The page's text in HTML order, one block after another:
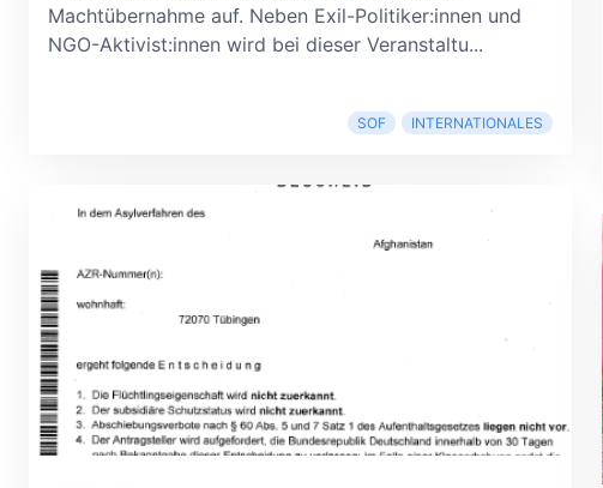
Machtübernahme auf. Neben Exil-Politiker:innen und
NGO-Aktivist:innen wird bei dieser Veranstaltu...
SOF INTERNATIONALES